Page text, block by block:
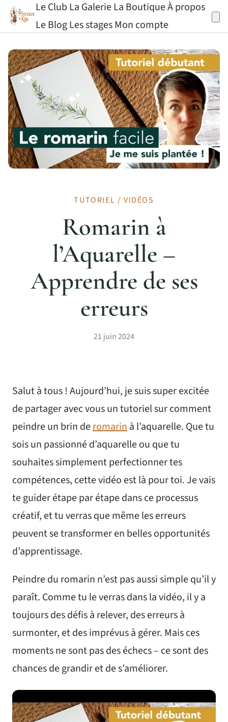
Aller au contenu
Le Club La GalerieLa BoutiqueÀ propos
Le BlogLes stagesMon compte
TUTORIEL / VIDÉOS
Romarin à
l’Aquarelle –
Apprendre de ses
erreurs
21 juin 2024
Salut à tous ! Aujourd’hui, je suis super excitée
de partager avec vous un tutoriel sur comment
peindre un brin deromarinà l’aquarelle. Que tu
sois un passionné d’aquarelle ou que tu
souhaites simplement perfectionner tes
compétences, cette vidéo est là pour toi. Je vais
te guider étape par étape dans ce processus
créatif, et tu verras que même les erreurs
peuvent se transformer en belles opportunités
d’apprentissage.
Peindre du romarin n’est pas aussi simple qu’il y
paraît. Comme tu le verras dans la vidéo, il y a
toujours des défis à relever, des erreurs à
surmonter, et des imprévus à gérer. Mais ces
moments ne sont pas des échecs – ce sont des
chances de grandir et de s’améliorer.